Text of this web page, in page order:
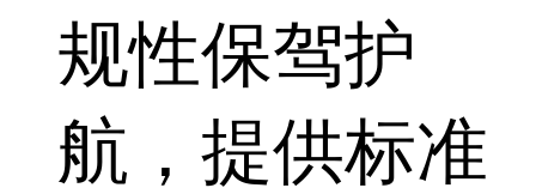
规性保驾护
航，提供标准